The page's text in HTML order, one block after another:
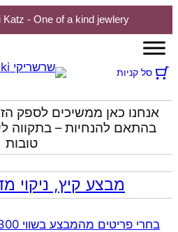
- One of a kind jewlery
לדלג
סל קניות
אנחנו כאן ממשיכים לספק
בהתאם להנחיות – בתקווה
טובות
מבצע קיץ, ניקוי